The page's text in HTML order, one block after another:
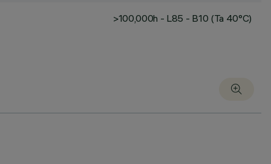
>100,000h - L85 - B10 (Ta 40°C)